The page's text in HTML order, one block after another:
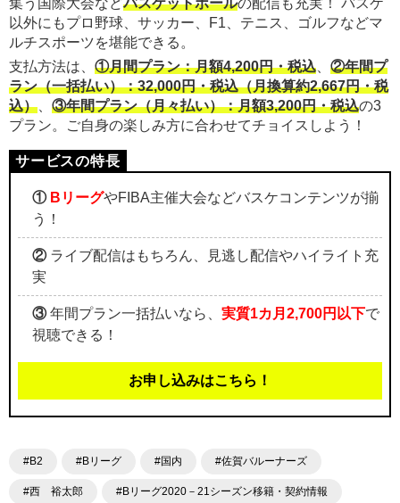
集う国際大会などバスケットボールの配信も充実！ バスケ
以外にもプロ野球、サッカー、F1、テニス、ゴルフなどマ
ルチスポーツを堪能できる。
支払方法は、 ①月間プラン：月額4,200円・税込、 ②年間プ
ラン（一括払い）：32,000円・税込（月換算約2,667円・税
込）、 ③年間プラン（月々払い）：月額3,200円・税込の3
プラン。ご自身の楽しみ方に合わせてチョイスしよう！
① BリーグやFIBA主催大会などバスケコンテンツが揃
う！
②ライブ配信はもちろん、見逃し配信やハイライト充
実
③年間プラン一括払いなら、 実質1カ月2,700円以下で
視聴できる！
お申し込みはこちら！
#B2 #Bリーグ #国内 #佐賀バルーナーズ
#西 裕太郎 #Bリーグ2020－21シーズン移籍・契約情報